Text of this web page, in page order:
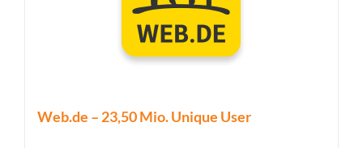
Web.de – 23,50 Mio. Unique User